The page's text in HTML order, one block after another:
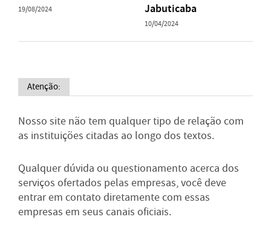
19/08/2024
Jabuticaba
10/04/2024
Atenção:
Nosso site não tem qualquer tipo de relação com
as instituições citadas ao longo dos textos.
Qualquer dúvida ou questionamento acerca dos
serviços ofertados pelas empresas, você deve
entrar em contato diretamente com essas
empresas em seus canais oficiais.